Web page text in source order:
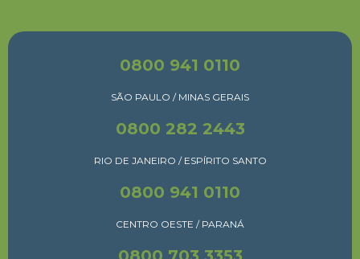
0800 941 0110
SÃO PAULO / MINAS GERAIS
0800 282 2443
RIO DE JANEIRO / ESPÍRITO SANTO
0800 941 0110
CENTRO OESTE / PARANÁ